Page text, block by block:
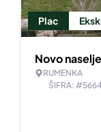
Plac
Novo naselje
RUMENKA
ŠIFRA: